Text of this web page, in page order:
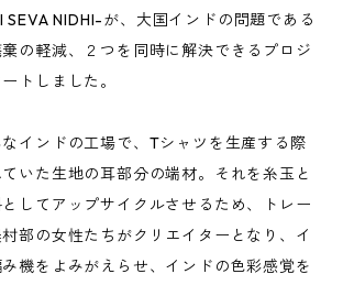
SEVA NIDHI-が、大国インドの問題である
の軽減、２つを同時に解決できるプロジ
トしました。
インドの工場で、Tシャツを生産する際
いた生地の耳部分の端材。それを糸玉と
してアップサイクルさせるため、トレー
部の女性たちがクリエイターとなり、イ
機をよみがえらせ、インドの色彩感覚を